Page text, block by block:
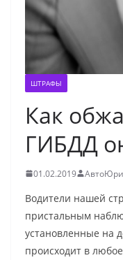
ШТРАФЫ
Как
ГИБДД
01.02.2019
Водители нашей
пристальным
установленные на
происходит в